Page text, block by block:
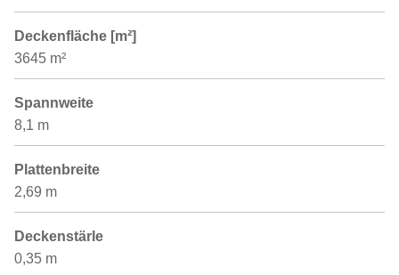
Deckenfläche [m²]
3645 m²
Spannweite
8,1 m
Plattenbreite
2,69 m
Deckenstärle
0,35 m